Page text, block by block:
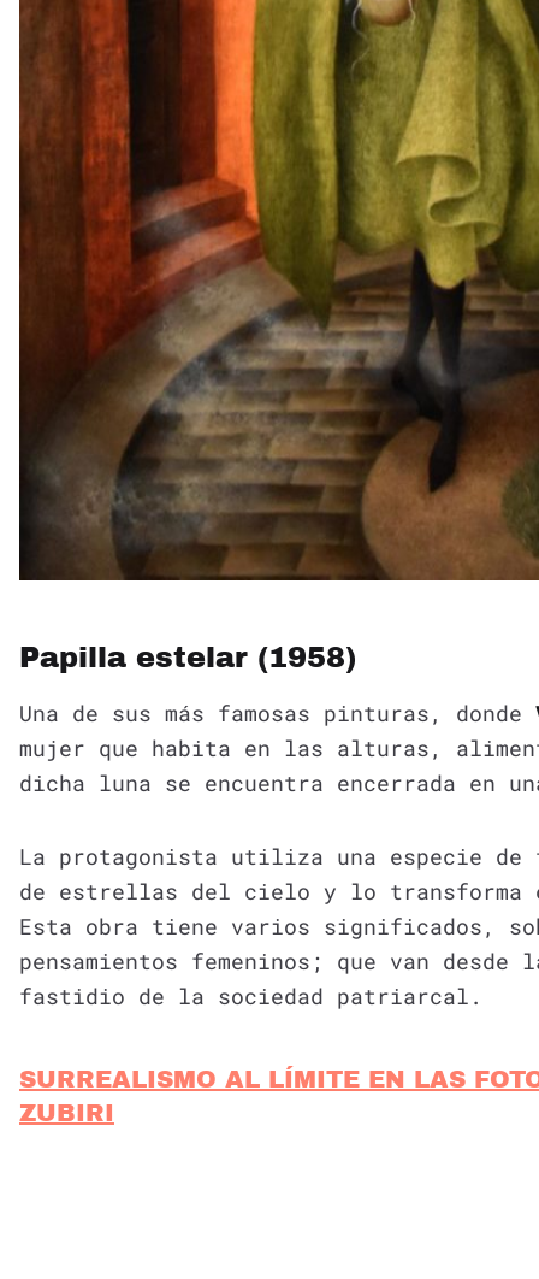
Papilla estelar (1958)
Una de sus más famosas pinturas, donde
mujer que habita en las alturas,
dicha luna se encuentra encerrada en
La protagonista utiliza una especie
de estrellas del cielo y lo transforma
Esta obra tiene varios significados,
pensamientos femeninos; que van
fastidio de la sociedad patriarcal.
SURREALISMO AL LÍMITE EN LAS
ZUBIRI